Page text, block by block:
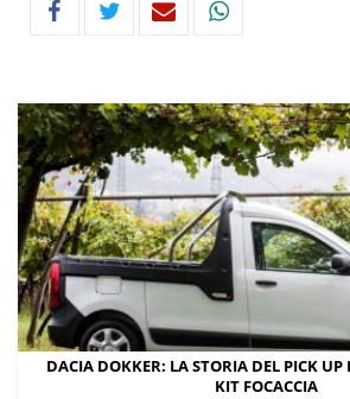
DACIA DOKKER: LA STORIA DEL PICK UP
KIT FOCACCIA